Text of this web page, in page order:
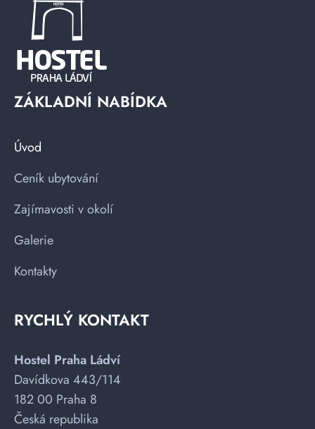
ZÁKLADNÍ NABÍDKA
Úvod
Ceník ubytování
Zajímavosti v okolí
Galerie
Kontakty
RYCHLÝ KONTAKT
Hostel Praha Ládví
Davídkova 443/114
182 00 Praha 8
Česká republika